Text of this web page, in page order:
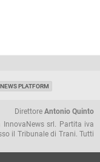
PLATFORM
Direttore Antonio Quinto
srl. Partita iva
il Tribunale di Trani. Tutti